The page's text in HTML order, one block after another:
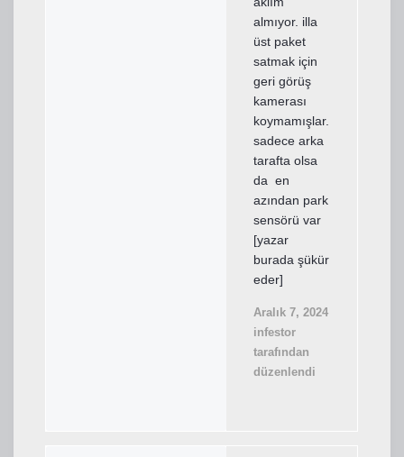
almıyor. illa
üst paket
satmak için
geri görüş
kamerası
koymamışlar.
sadece arka
tarafta olsa
da en
azından park
sensörü var
[yazar
burada şükür
eder]
Aralık 7, 2024
infestor
tarafından
düzenlendi